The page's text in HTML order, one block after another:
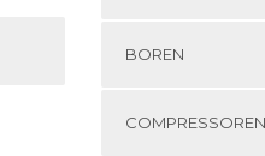
BOREN
COMPRESSOREN